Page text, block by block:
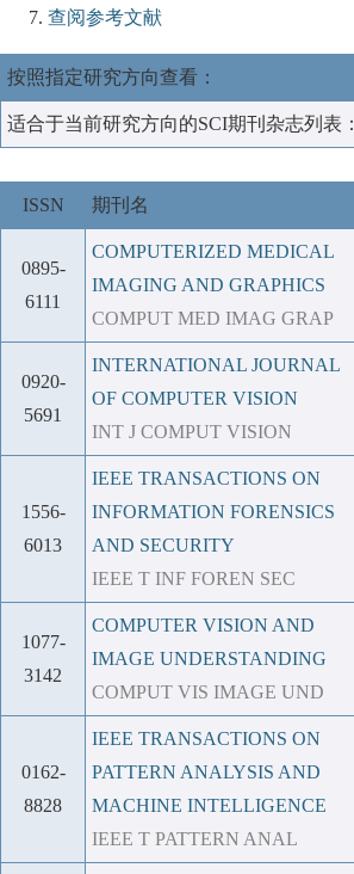
查阅参考文献
按照指定研究方向查看：
适合于当前研究方向的SCI期刊杂志列表：
ISSN 期刊名
0895-
6111
COMPUTERIZED MEDICAL
IMAGING AND GRAPHICS
COMPUT MED IMAG GRAP
0920-
5691
INTERNATIONAL JOURNAL
OF COMPUTER VISION
INT J COMPUT VISION
1556-
6013
IEEE TRANSACTIONS ON
INFORMATION FORENSICS
AND SECURITY
IEEE T INF FOREN SEC
1077-
3142
COMPUTER VISION AND
IMAGE UNDERSTANDING
COMPUT VIS IMAGE UND
0162-
8828
IEEE TRANSACTIONS ON
PATTERN ANALYSIS AND
MACHINE INTELLIGENCE
IEEE T PATTERN ANAL